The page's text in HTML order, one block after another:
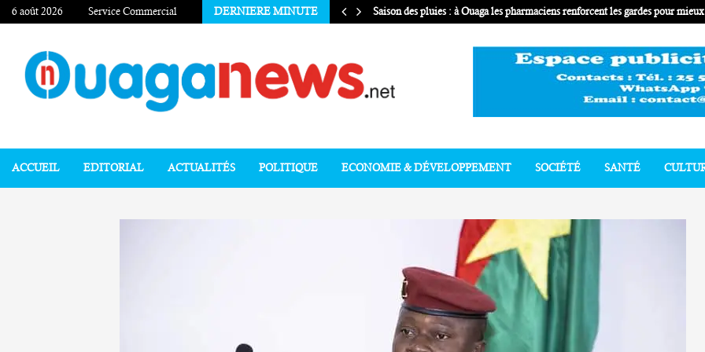
6 août 2026 Service Commercial DERNIERE MINUTE Saison des pluies : à Ouaga les pharmaciens renforcent les gardes pour
ACCUEIL EDITORIAL ACTUALITÉS POLITIQUE ECONOMIE & DÉVELOPPEMENT SOCIÉTÉ SANTÉ